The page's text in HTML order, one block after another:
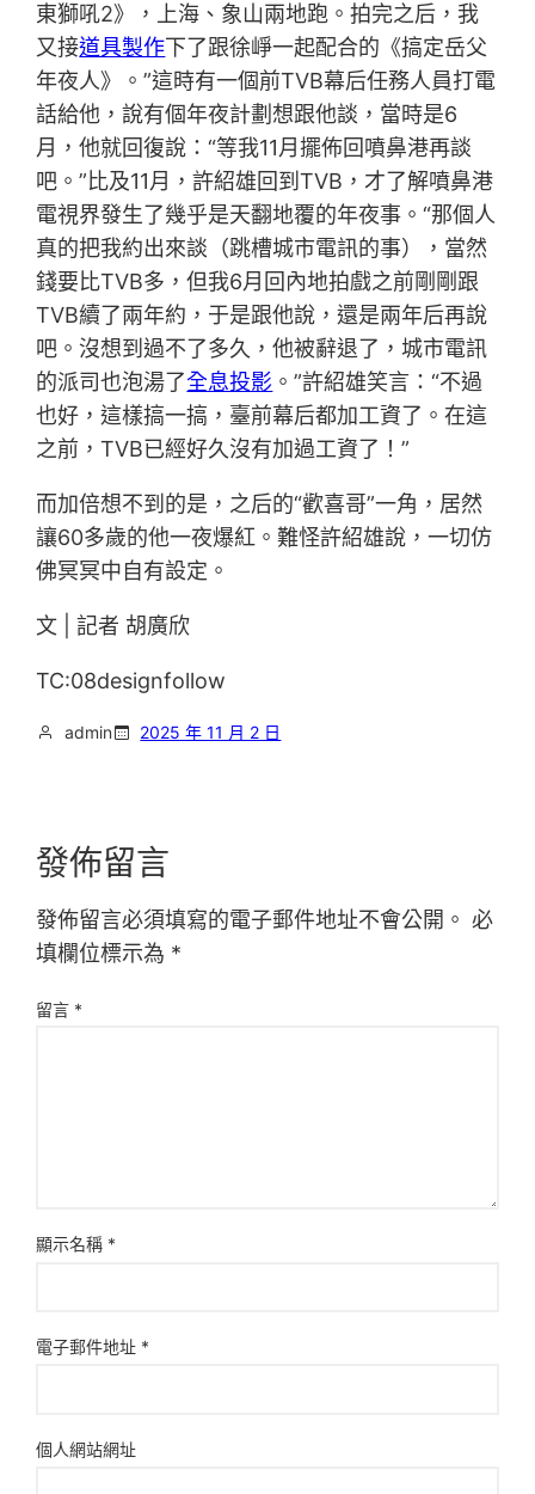
東獅吼2》，上海、象山兩地跑。拍完之后，我
又接道具製作下了跟徐崢一起配合的《搞定岳父
年夜人》。”這時有一個前TVB幕后任務人員打電
話給他，說有個年夜計劃想跟他談，當時是6
月，他就回復說：“等我11月擺佈回噴鼻港再談
吧。”比及11月，許紹雄回到TVB，才了解噴鼻港
電視界發生了幾乎是天翻地覆的年夜事。“那個人
真的把我約出來談（跳槽城市電訊的事），當然
錢要比TVB多，但我6月回內地拍戲之前剛剛跟
TVB續了兩年約，于是跟他說，還是兩年后再說
吧。沒想到過不了多久，他被辭退了，城市電訊
的派司也泡湯了全息投影 。”許紹雄笑言：“不過
也好，這樣搞一搞，臺前幕后都加工資了。在這
之前，TVB已經好久沒有加過工資了！”
而加倍想不到的是，之后的“歡喜哥”一角，居然
讓60多歲的他一夜爆紅。難怪許紹雄說，一切仿
佛冥冥中自有設定。
文 | 記者 胡廣欣
TC:08designfollow
admin 2025 年 11 月 2 日
發佈留言
發佈留言必須填寫的電子郵件地址不會公開。 必
填欄位標示為 *
留言 *
顯示名稱 *
電子郵件地址 *
個人網站網址